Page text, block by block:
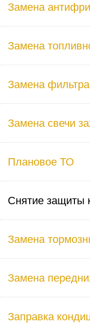
Замена
Замена
Замена
Замена свечи
Плановое ТО
Снятие защиты
Замена
Замена
Заправка